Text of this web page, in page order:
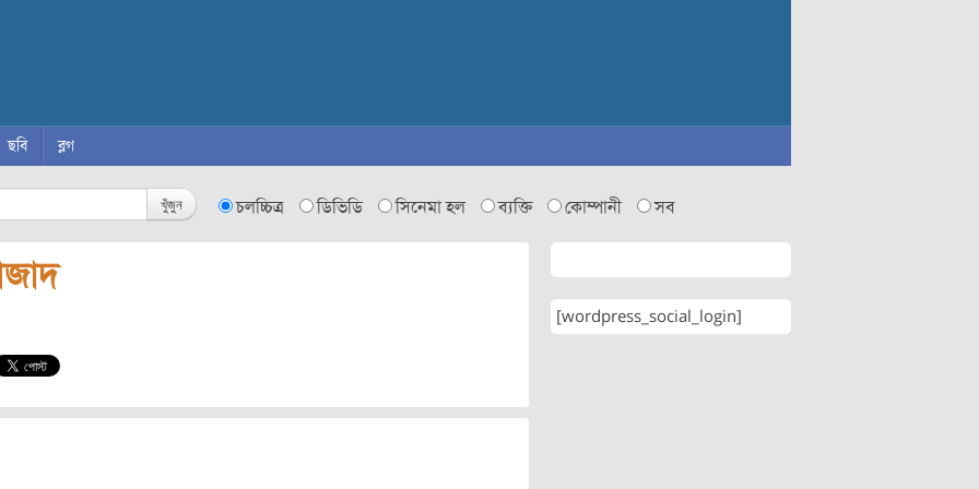
ছবি ব্লগ
খুঁজুন চলচ্চিত্র ডিভিডি সিনেমা হল ব্যক্তি কোম্পানী সব
[wordpress_social_login]